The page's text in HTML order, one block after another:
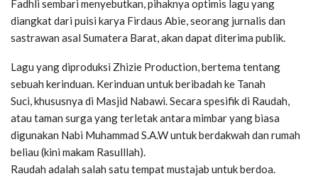
Fadhli sembari menyebutkan, pihaknya optimis lagu yang
diangkat dari puisi karya Firdaus Abie, seorang jurnalis dan
sastrawan asal Sumatera Barat, akan dapat diterima publik.
Lagu yang diproduksi Zhizie Production, bertema tentang
sebuah kerinduan. Kerinduan untuk beribadah ke Tanah
Suci, khususnya di Masjid Nabawi. Secara spesifik di Raudah,
atau taman surga yang terletak antara mimbar yang biasa
digunakan Nabi Muhammad S.A.W untuk berdakwah dan rumah
beliau (kini makam Rasulllah).
Raudah adalah salah satu tempat mustajab untuk berdoa.